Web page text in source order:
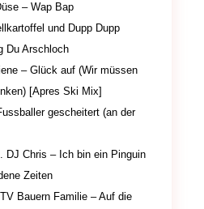
– Wap Bap
und Dupp Dupp
Du Arschloch
– Glück auf (Wir müssen
[Apres Ski Mix]
gescheitert (an der
DJ Chris – Ich bin ein Pinguin
Zeiten
Bauern Familie – Auf die